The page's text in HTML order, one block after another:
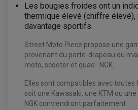
Les bougies froides ont un
thermique élevé (chiffre
davantage sportifs.
Street Moto Piece propose une
provenant du porte-drapeau du
moto, scooter et quad : NGK.
Elles sont compatibles avec toutes
soit une Kawasaki, une KTM ou
NGK conviendront parfaitement